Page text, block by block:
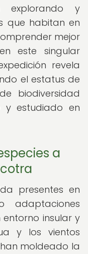
explorando y
que habitan en
mejor
este singular
revela
el estatus de
biodiversidad
y estudiado en
a
presentes en
adaptaciones
insular y
y los vientos
moldeado la